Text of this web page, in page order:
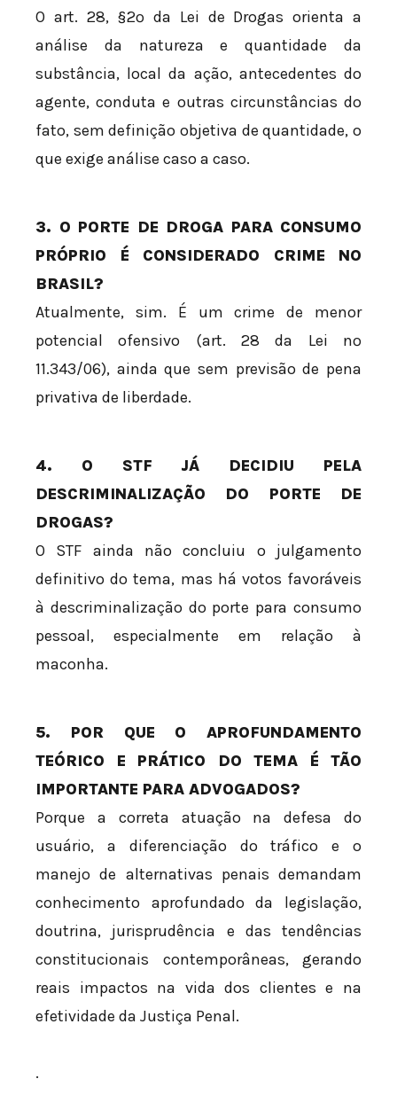
O art. 28, §2º da Lei de Drogas orienta a
análise da natureza e quantidade da
substância, local da ação, antecedentes do
agente, conduta e outras circunstâncias do
fato, sem definição objetiva de quantidade, o
que exige análise caso a caso.
3. O PORTE DE DROGA PARA CONSUMO
PRÓPRIO É CONSIDERADO CRIME NO
BRASIL?
Atualmente, sim. É um crime de menor
potencial ofensivo (art. 28 da Lei nº
11.343/06), ainda que sem previsão de pena
privativa de liberdade.
4. O STF JÁ DECIDIU PELA
DESCRIMINALIZAÇÃO DO PORTE DE
DROGAS?
O STF ainda não concluiu o julgamento
definitivo do tema, mas há votos favoráveis
à descriminalização do porte para consumo
pessoal, especialmente em relação à
maconha.
5. POR QUE O APROFUNDAMENTO
TEÓRICO E PRÁTICO DO TEMA É TÃO
IMPORTANTE PARA ADVOGADOS?
Porque a correta atuação na defesa do
usuário, a diferenciação do tráfico e o
manejo de alternativas penais demandam
conhecimento aprofundado da legislação,
doutrina, jurisprudência e das tendências
constitucionais contemporâneas, gerando
reais impactos na vida dos clientes e na
efetividade da Justiça Penal.
.